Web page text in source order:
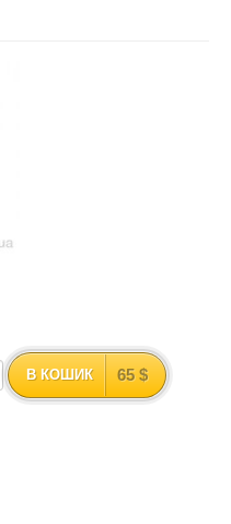
В КОШИК 65 $